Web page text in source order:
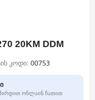
20KM DDM
კოდი: 00753
ონლაინ ჩათით